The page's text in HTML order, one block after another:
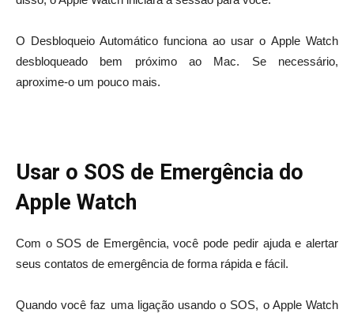
O Desbloqueio Automático funciona ao usar o Apple Watch
desbloqueado bem próximo ao Mac. Se necessário,
aproxime-o um pouco mais.
Usar o SOS de Emergência do
Apple Watch
Com o SOS de Emergência, você pode pedir ajuda e alertar
seus contatos de emergência de forma rápida e fácil.
Quando você faz uma ligação usando o SOS, o Apple Watch